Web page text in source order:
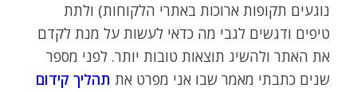
נוגעים תקופות ארוכות באתרי הלקוחות) ולתת
טיפים ודגשים לגבי מה כדאי לעשות על מנת לקדם
את האתר ולהשיג תוצאות טובות יותר. לפני מספר
שנים כתבתי מאמר שבו אני מפרט את תהליך קידום